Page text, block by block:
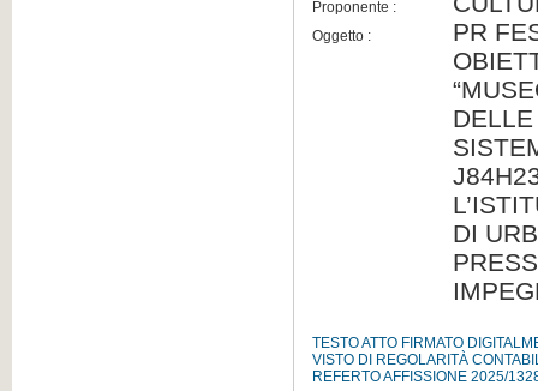
Proponente :
Oggetto :
PR
DI
TESTO ATTO FIRMATO
VISTO DI REGOLARITÀ
REFERTO AFFISSIONE 2025/